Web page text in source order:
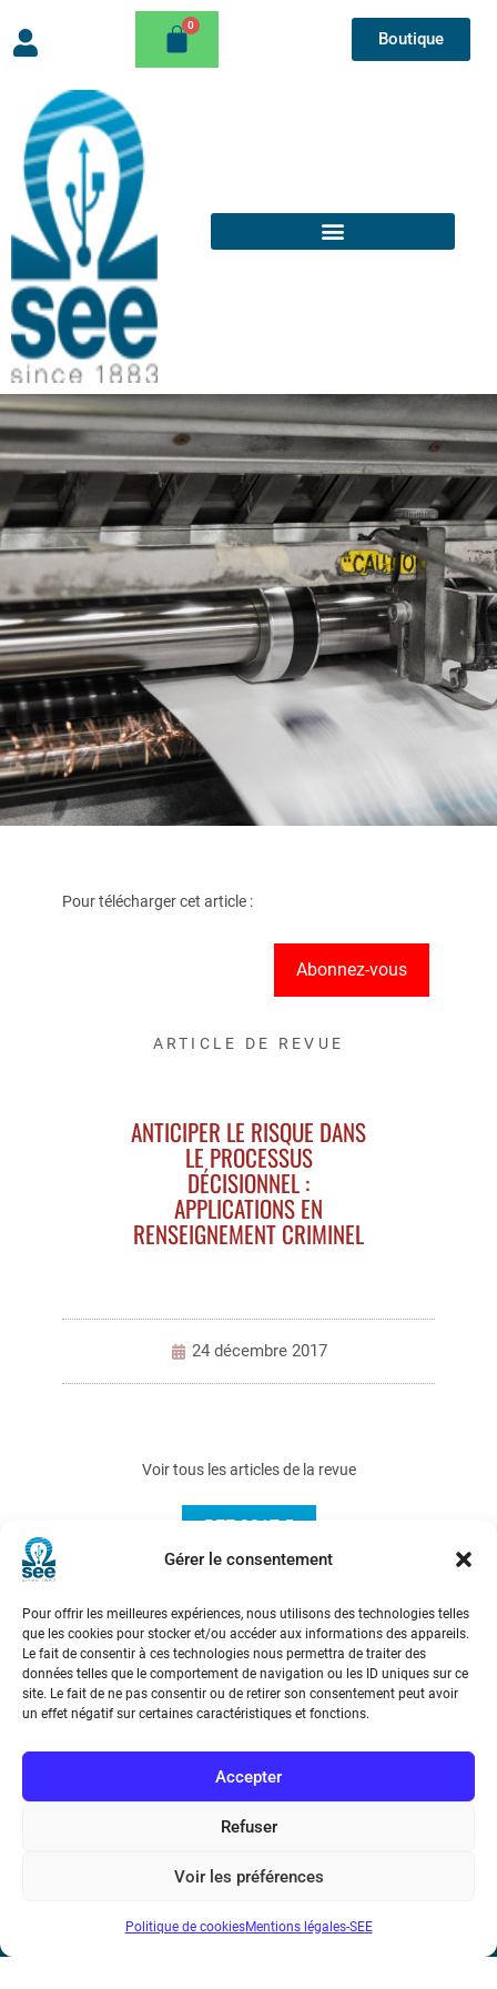
Gérer le consentement
Pour offrir les meilleures expériences, nous utilisons des technologies telles
que les cookies pour stocker et/ou accéder aux informations des appareils.
Le fait de consentir à ces technologies nous permettra de traiter des
données telles que le comportement de navigation ou les ID uniques sur ce
site. Le fait de ne pas consentir ou de retirer son consentement peut avoir
un effet négatif sur certaines caractéristiques et fonctions.
Accepter
Refuser
Voir les préférences
Politique de cookiesMentions légales-SEE
Boutique
Pour télécharger cet article :
Abonnez-vous
ARTICLE DE REVUE
ANTICIPER LE RISQUE DANS
LE PROCESSUS
DÉCISIONNEL :
APPLICATIONS EN
RENSEIGNEMENT CRIMINEL
24 décembre 2017
Voir tous les articles de la revue
REE 2017-5
Société de l’Electricité, de l’Electronique et des Technologies
de l’Information et de la Communication
17 rue de l’Amiral Hamelin75116 Paris